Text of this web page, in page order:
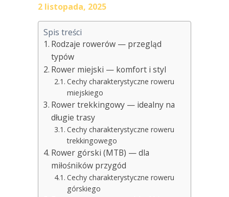
2 listopada, 2025
Spis treści
Rodzaje rowerów — przegląd
typów
Rower miejski — komfort i styl
Cechy charakterystyczne roweru
miejskiego
Rower trekkingowy — idealny na
długie trasy
Cechy charakterystyczne roweru
trekkingowego
Rower górski (MTB) — dla
miłośników przygód
Cechy charakterystyczne roweru
górskiego